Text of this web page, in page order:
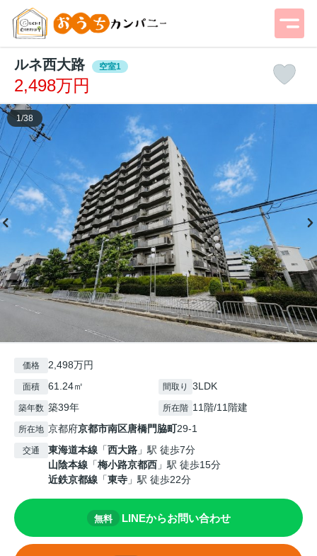
ルネ西大路 空室1
2,498万円
1/38
価格 2,498万円
面積 61.24㎡ 間取り 3LDK
築年数 築39年 所在階 11階/11階建
所在地 京都府京都市南区唐橋門脇町29-1
交通 東海道本線 「西大路 」駅 徒歩7分
山陰本線 「梅小路京都西 」駅 徒歩15分
近鉄京都線 「東寺 」駅 徒歩22分
無料 LINEからお問い合わせ